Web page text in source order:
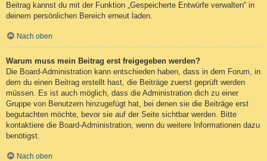
Beitrag kannst du mit der Funktion „Gespeicherte Entwürfe verwalten“ in
deinem persönlichen Bereich erneut laden.
Nach oben
Warum muss mein Beitrag erst freigegeben werden?
Die Board-Administration kann entschieden haben, dass in dem Forum, in
dem du einen Beitrag erstellt hast, die Beiträge zuerst geprüft werden
müssen. Es ist auch möglich, dass die Administration dich zu einer
Gruppe von Benutzern hinzugefügt hat, bei denen sie die Beiträge erst
begutachten möchte, bevor sie auf der Seite sichtbar werden. Bitte
kontaktiere die Board-Administration, wenn du weitere Informationen dazu
benötigst.
Nach oben